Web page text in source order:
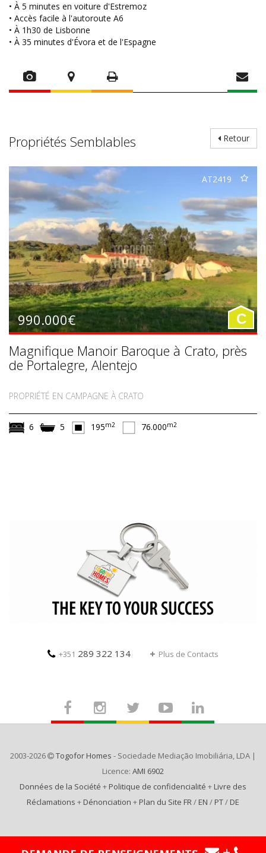
• À 5 minutes en voiture d'Estremoz
• Accès facile à l'autoroute A6
• À 1h30 de Lisbonne
• À 35 minutes d'Évora et de l'Espagne
Retour
Propriétés Semblables
AT2419
990.000€ C
Magnifique Manoir Baroque à Crato, près
de Portalegre, Alentejo
PROPRIÉTÉ EN CAMPAGNE À CRATO
6 5 195m2 76.000m2
+351 289 322 134 Plus de Contacts
2003-2026 Togofor Homes - Sociedade Mediação Imobiliária, LDA |
Licence: AMI 6902
Données de la Société + Politique de confidencialité + Livre des
Réclamations + Dénonciation + Plan du Site FR/ EN / PT/ DE